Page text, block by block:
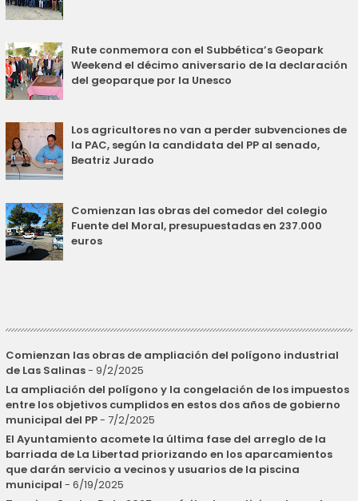
Rute conmemora con el Subbética’s Geopark
Weekend el décimo aniversario de la declaración
del geoparque por la Unesco
Los agricultores no van a perder subvenciones de
la PAC, según la candidata del PP al senado,
Beatriz Jurado
Comienzan las obras del comedor del colegio
Fuente del Moral, presupuestadas en 237.000
euros
Comienzan las obras de ampliación del polígono industrial
de Las Salinas- 9/2/2025
La ampliación del polígono y la congelación de los impuestos
entre los objetivos cumplidos en estos dos años de gobierno
municipal del PP- 7/2/2025
El Ayuntamiento acomete la última fase del arreglo de la
barriada de La Libertad priorizando en los aparcamientos
que darán servicio a vecinos y usuarios de la piscina
municipal - 6/19/2025